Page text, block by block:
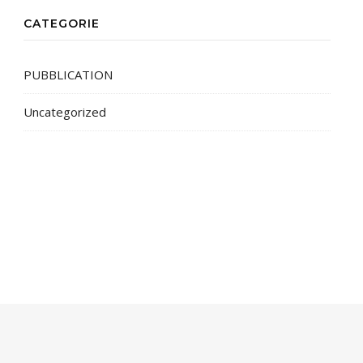
CATEGORIE
PUBBLICATION
Uncategorized